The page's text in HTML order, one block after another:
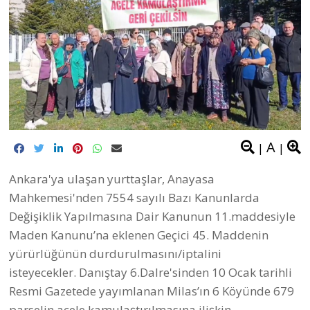
| A |
Ankara'ya ulaşan yurttaşlar, Anayasa
Mahkemesi'nden 7554 sayılı Bazı Kanunlarda
Değişiklik Yapılmasına Dair Kanunun 11.maddesiyle
Maden Kanunu’na eklenen Geçici 45. Maddenin
yürürlüğünün durdurulmasını/iptalini
isteyecekler. Danıştay 6.Dalre'sinden 10 Ocak tarihli
Resmi Gazetede yayımlanan Milas’ın 6 Köyünde 679